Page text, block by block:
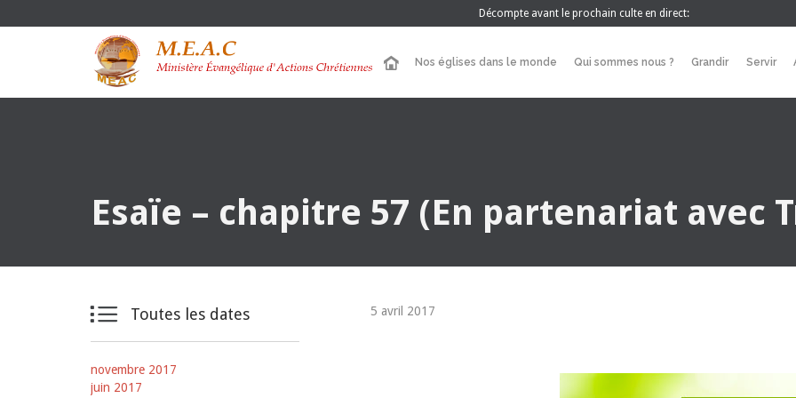
Décompte avant le prochain culte en direct:
Nos églises dans le monde Qui sommes nous ? Grandir Servir
Esaïe – chapitre 57 (En partenariat avec
 Toutes les dates
novembre 2017
juin 2017
5 avril 2017